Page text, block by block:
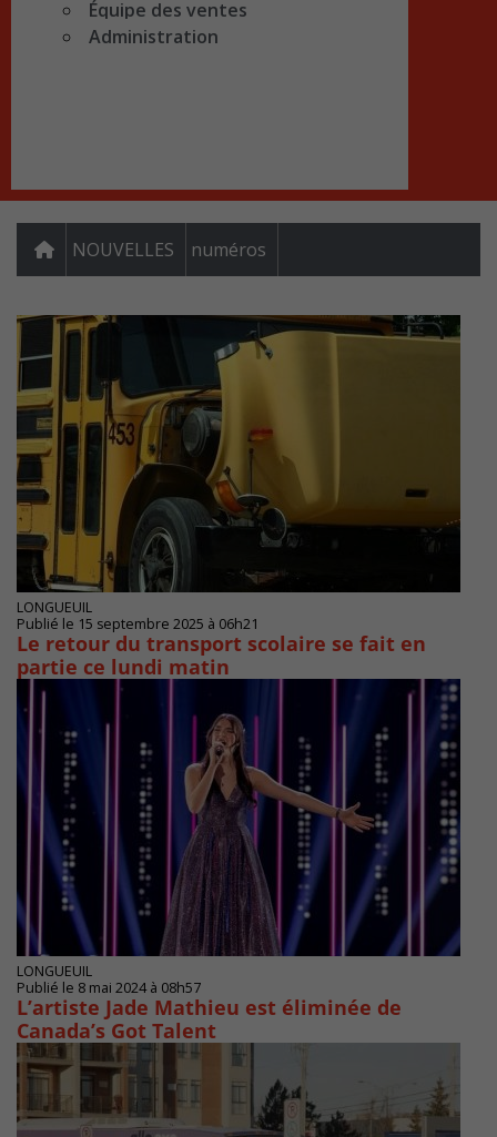
Équipe des ventes
Administration
NOUVELLES numéros
LONGUEUIL
Publié le 15 septembre 2025 à 06h21
Le retour du transport scolaire se fait en
partie ce lundi matin
LONGUEUIL
Publié le 8 mai 2024 à 08h57
L’artiste Jade Mathieu est éliminée de
Canada’s Got Talent